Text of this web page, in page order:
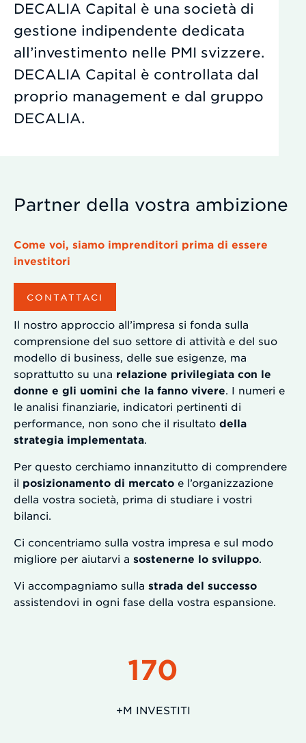
DECALIA Capital è una società di
gestione indipendente dedicata
all’investimento nelle PMI svizzere.
DECALIA Capital è controllata dal
proprio management e dal gruppo
DECALIA.
Partner della vostra ambizione
Come voi, siamo imprenditori prima di essere
investitori
CONTATTACI
Il nostro approccio all’impresa si fonda sulla
comprensione del suo settore di attività e del suo
modello di business, delle sue esigenze, ma
soprattutto su una relazione privilegiata con le
donne e gli uomini che la fanno vivere. I numeri e
le analisi finanziarie, indicatori pertinenti di
performance, non sono che il risultato della
strategia implementata.
Per questo cerchiamo innanzitutto di comprendere
il posizionamento di mercato e l’organizzazione
della vostra società, prima di studiare i vostri
bilanci.
Ci concentriamo sulla vostra impresa e sul modo
migliore per aiutarvi a sostenerne lo sviluppo.
Vi accompagniamo sulla strada del successo
assistendovi in ogni fase della vostra espansione.
170
+M INVESTITI